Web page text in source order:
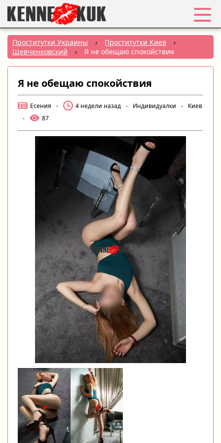
Избранное
Вход
Регистрация
Города:
РУС|
УКР
Создать объявление
Проститутки Украины › Проститутки Киев
›
Шевченковский
› Я не обещаю спокойствия
Я не обещаю спокойствия
Есения - 4 недели назад - Индивидуалки -
Киев
-
87